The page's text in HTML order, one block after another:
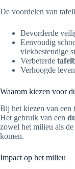
De voordelen van
Bevorderde
Eenvoudig
vlekbestendige
Verbeterde
Verhoogde
Waarom kiezen voor
Bij het kiezen van een
Het gebruik van een
zowel het milieu als
komen.
Impact op het milieu